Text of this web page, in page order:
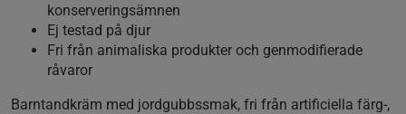
konserveringsämnen
Ej testad på djur
Fri från animaliska produkter och genmodifierade
råvaror
Barntandkräm med jordgubbssmak, fri från artificiella färg-,